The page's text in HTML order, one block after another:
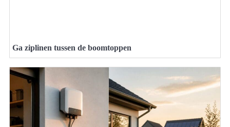
Ga ziplinen tussen de boomtoppen